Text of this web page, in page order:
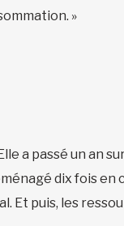
»
a passé un an
dix fois en
Et puis, les